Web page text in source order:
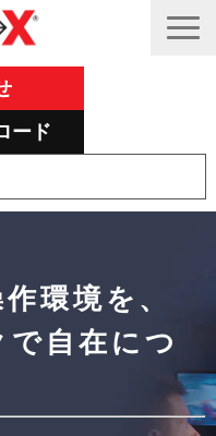
せ
ード
出
活用事例
環境を、
自在につ